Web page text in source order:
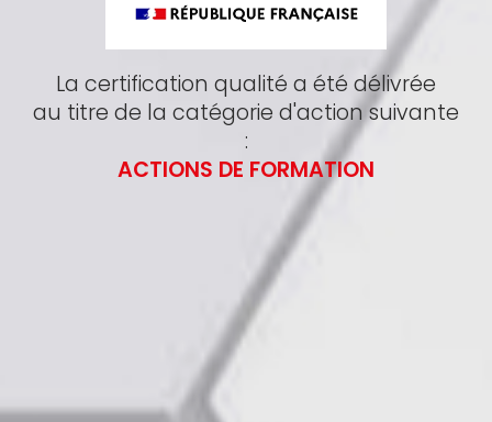
La certification qualité a été délivrée
au titre de la catégorie d'action suivante
:
ACTIONS DE FORMATION